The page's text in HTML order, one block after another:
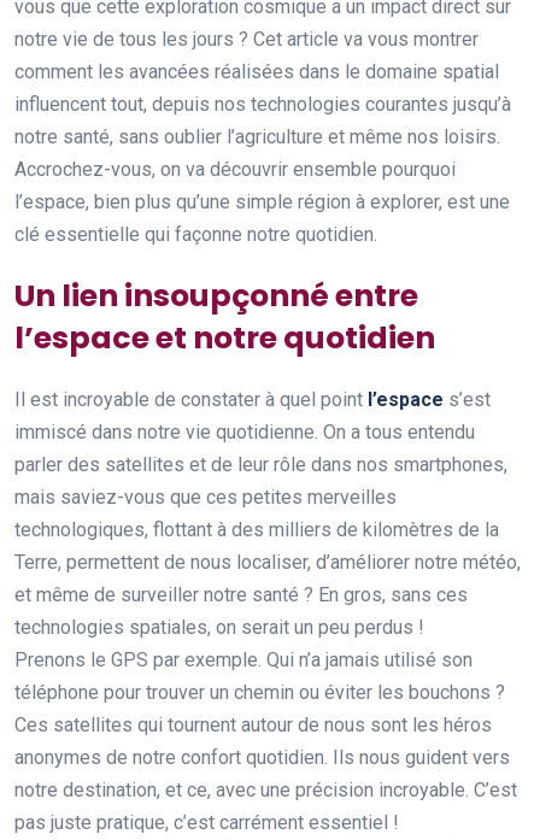
vous que cette exploration cosmique a un impact direct sur
notre vie de tous les jours ? Cet article va vous montrer
comment les avancées réalisées dans le domaine spatial
influencent tout, depuis nos technologies courantes jusqu’à
notre santé, sans oublier l’agriculture et même nos loisirs.
Accrochez-vous, on va découvrir ensemble pourquoi
l’espace, bien plus qu’une simple région à explorer, est une
clé essentielle qui façonne notre quotidien.
Un lien insoupçonné entre
l’espace et notre quotidien
Il est incroyable de constater à quel point l’espace s’est
immiscé dans notre vie quotidienne. On a tous entendu
parler des satellites et de leur rôle dans nos smartphones,
mais saviez-vous que ces petites merveilles
technologiques, flottant à des milliers de kilomètres de la
Terre, permettent de nous localiser, d’améliorer notre météo,
et même de surveiller notre santé ? En gros, sans ces
technologies spatiales, on serait un peu perdus !
Prenons le GPS par exemple. Qui n’a jamais utilisé son
téléphone pour trouver un chemin ou éviter les bouchons ?
Ces satellites qui tournent autour de nous sont les héros
anonymes de notre confort quotidien. Ils nous guident vers
notre destination, et ce, avec une précision incroyable. C’est
pas juste pratique, c’est carrément essentiel !